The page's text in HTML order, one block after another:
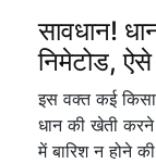
सावधान!
निमेटोड,
इस वक्त कई
धान की खेती
में बारिश न होने